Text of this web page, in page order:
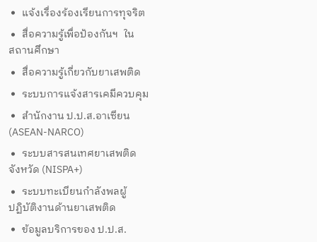
แจ้งเรื่องร้องเรียนการทุจริต
สื่อความรู้เพื่อป้องกันฯ ใน
สถานศึกษา
สื่อความรู้เกี่ยวกับยาเสพติด
ระบบการแจ้งสารเคมีควบคุม
สำนักงาน ป.ป.ส.อาเซียน
(ASEAN-NARCO)
ระบบสารสนเทศยาเสพติด
จังหวัด (NISPA+)
ระบบทะเบียนกำลังพลผู้
ปฏิบัติงานด้านยาเสพติด
ข้อมูลบริการของ ป.ป.ส.